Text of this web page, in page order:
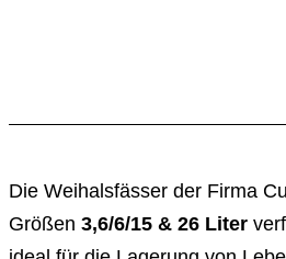
Die Weihalsfässer der Firma
Größen 3,6/6/15 & 26 Liter